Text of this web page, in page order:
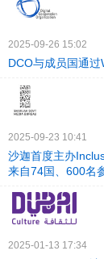
2025-09-26 15:02
DCO与成员国通
2025-09-23 10:41
沙迦首度主办
来自74国、600名
2025-01-13 17:34